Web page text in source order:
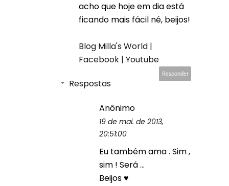
acho que hoje em dia está
ficando mais fácil né, beijos!
Blog Milla's World |
Facebook | Youtube
Responder
Respostas
Anônimo
19 de mai. de 2013,
20:51:00
Eu também ama . Sim ,
sim ! Será ...
Beijos ♥